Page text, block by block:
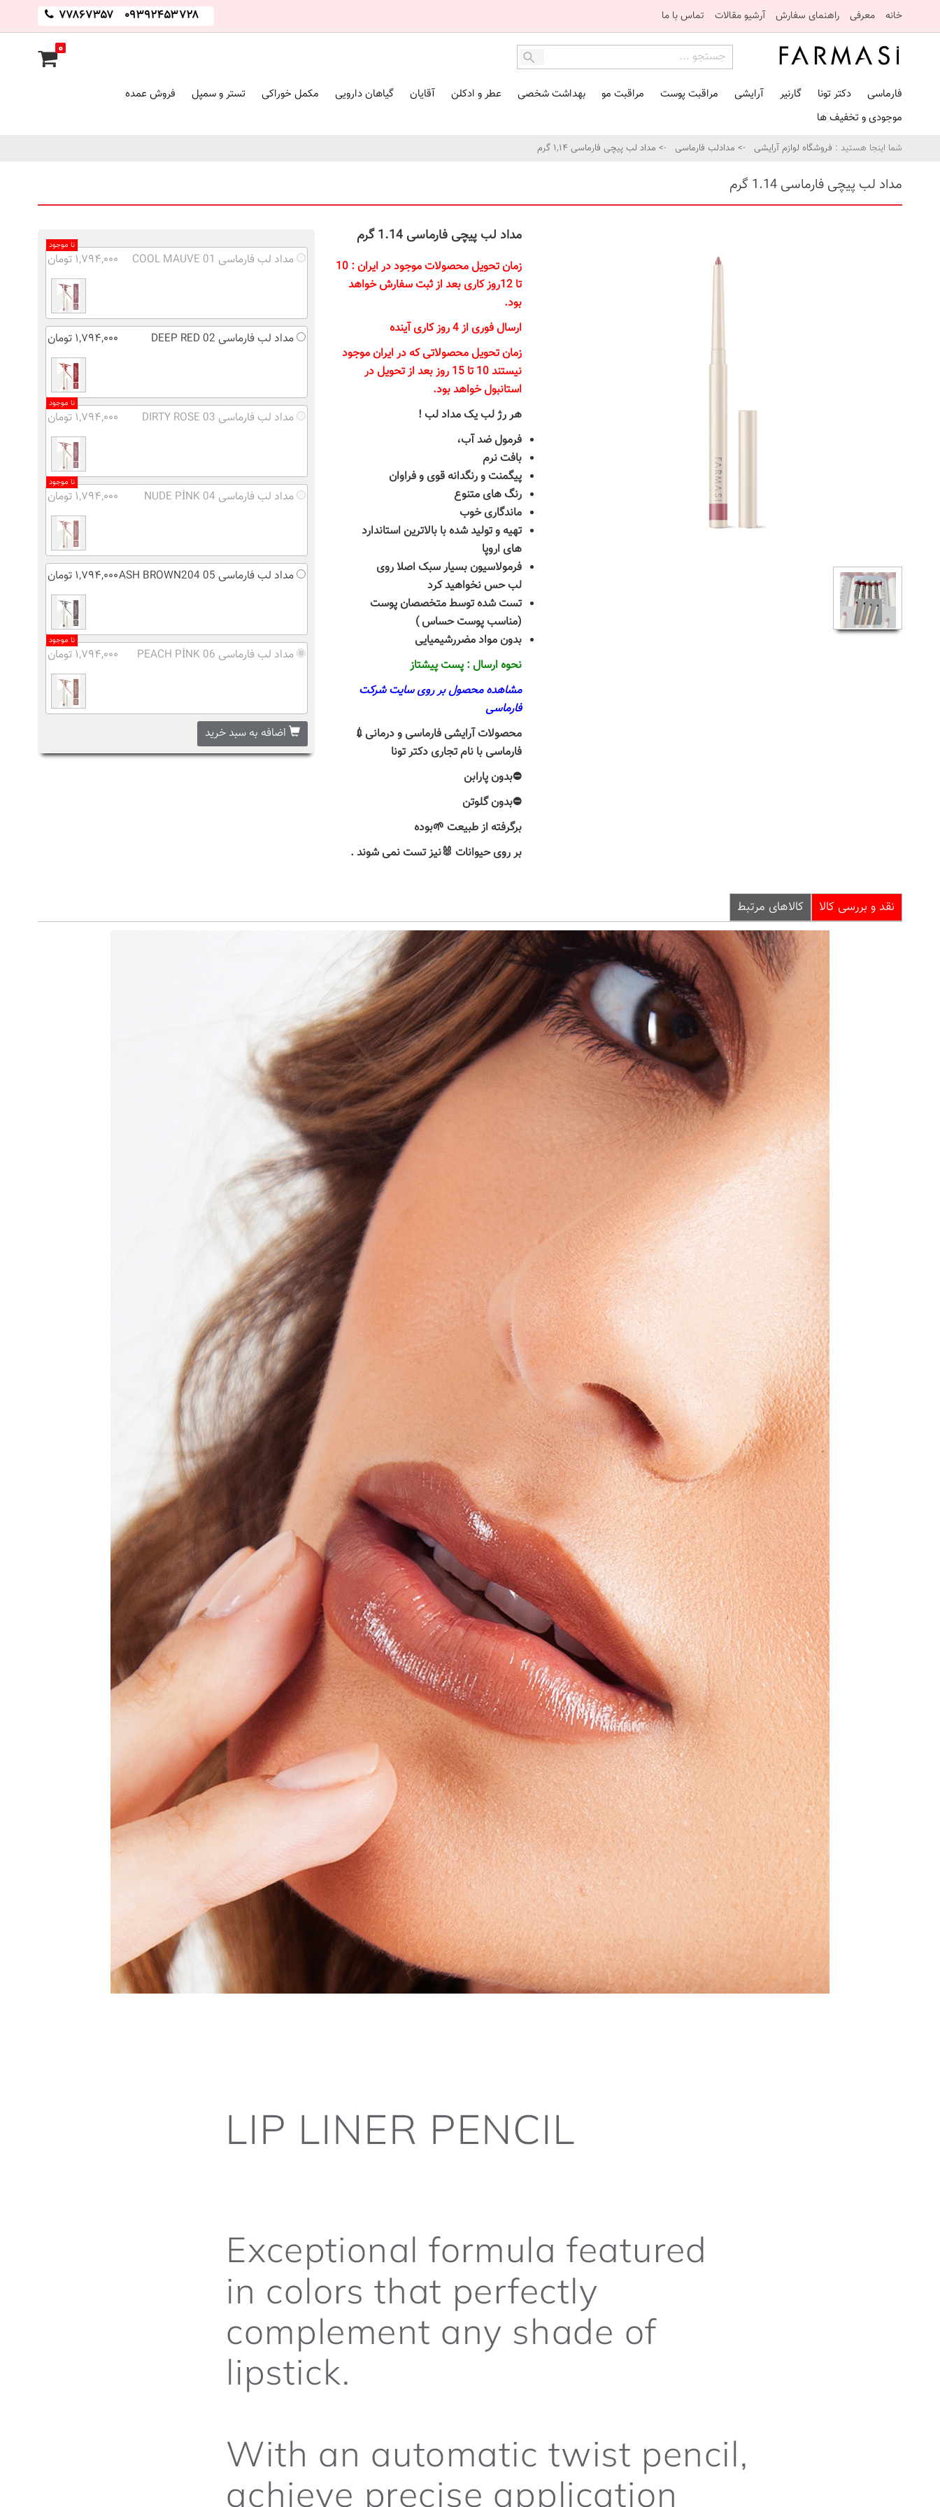
خانه معرفی راهنمای سفارش آرشیو مقالات تماس با ما ۰۹۳۹۲۴۵۳۷۲۸
۷۷۸۶۷۳۵۷
۰
فارماسی دکتر تونا گارنیر آرایشی مراقبت پوست مراقبت مو بهداشت شخصی عطر و ادکلن آقایان گیاهان دارویی مکمل خوراکی تستر و سمپل
فروش عمده
موجودی و تخفیف ها
شما اینجا هستید : فروشگاه لوازم آرایشی -> مدادلب فارماسی -> مداد لب پیچی فارماسی ۱,۱۴ گرم
مداد لب پیچی فارماسی 1.14 گرم
مداد لب پیچی فارماسی 1.14 گرم
زمان تحویل محصولات موجود در ایران : 10
تا 12روز کاری بعد از ثبت سفارش خواهد
بود.
ارسال فوری از 4 روز کاری آینده
زمان تحویل محصولاتی که در ایران موجود
نیستند 10 تا 15 روز بعد از تحویل در
استانبول خواهد بود.
هر رژ لب یک مداد لب !
فرمول ضد آب،
بافت نرم
پیگمنت و رنگدانه قوی و فراوان
رنگ های متنوع
ماندگاری خوب
تهیه و تولید شده با بالاترین استاندارد
های اروپا
فرمولاسیون بسیار سبک اصلا روی
لب حس نخواهید کرد
تست شده توسط متخصصان پوست
(مناسب پوست حساس )
بدون مواد مضررشیمیایی
نحوه ارسال : پست پیشتاز
مشاهده محصول بر روی سایت شرکت
فارماسی
محصولات آرایشی فارماسی و درمانی💉
فارماسی با نام تجاری دکتر تونا
⛔بدون پارابن
⛔بدون گلوتن
برگرفته از طبیعت 🌱بوده
بر روی حیوانات 🐰نیز تست نمی شوند .
مداد لب فارماسی 01 COOL MAUVE
نا موجود
۱,۷۹۴,۰۰۰ تومان
مداد لب فارماسی 02 DEEP RED ۱,۷۹۴,۰۰۰ تومان
مداد لب فارماسی 03 DIRTY ROSE
نا موجود
۱,۷۹۴,۰۰۰ تومان
مداد لب فارماسی 04 NUDE PİNK
نا موجود
۱,۷۹۴,۰۰۰ تومان
مداد لب فارماسی 05 ASH BROWN204 ۱,۷۹۴,۰۰۰ تومان
مداد لب فارماسی 06 PEACH PİNK
نا موجود
۱,۷۹۴,۰۰۰ تومان
اضافه به سبد خرید
نقد و بررسی کالا کالاهای مرتبط